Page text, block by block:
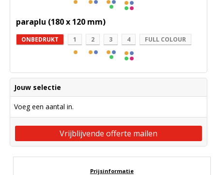
paraplu (180 x 120 mm)
ONBEDRUKT 1 2 3 4 FULL COLOUR
Jouw selectie
Voeg een aantal in.
Vrijblijvende offerte mailen
Prijsinformatie